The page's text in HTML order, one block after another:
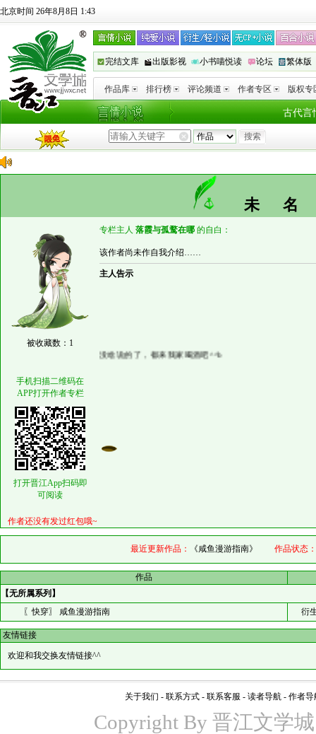
北京时间 26年8月8日 1:43
完结文库 出版影视 小书喵悦读 论坛 繁体版
作品库 排行榜 评论频道 作者专区 版权专
古代言
未
被收藏数：1
专栏主人 落霞与孤鹜在哪 的自白：
该作者尚未作自我介绍……
主人告示
没啥说的了，都来我家喝酒吧^^b
手机扫描二维码在
APP打开作者专栏
打开晋江App扫码即
可阅读
作者还没有发过红包哦~
最近更新作品： 《咸鱼漫游指南》 作品状态：
作品
【无所属系列】
〖快穿〗 咸鱼漫游指南
衍
友情链接
欢迎和我交换友情链接^^
关于我们 - 联系方式 - 联系客服 - 读者导航 - 作者导
Copyright By 晋江文学